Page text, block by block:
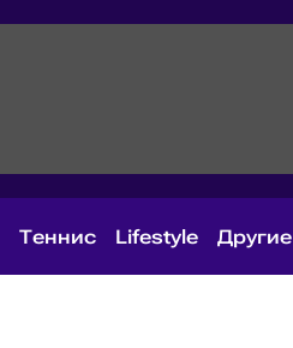
Теннис Lifestyle Другие